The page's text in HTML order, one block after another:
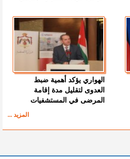
الهواري يؤكد أهمية ضبط
العدوى لتقليل مدة إقامة
المرضى في المستشفيات
المزيد ...